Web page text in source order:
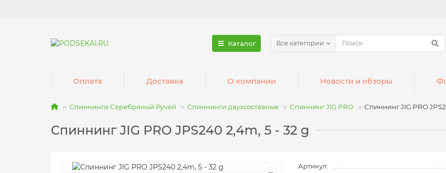
Каталог Все категории
Оплата Доставка О компании Новости и обзоры
Спиннинги Серебряный Ручей Спиннинги двухсоставные Спиннинг JIG PRO Спиннинг JIG PRO
Спиннинг JIG PRO JPS240 2,4m, 5 - 32 g
Артикул: